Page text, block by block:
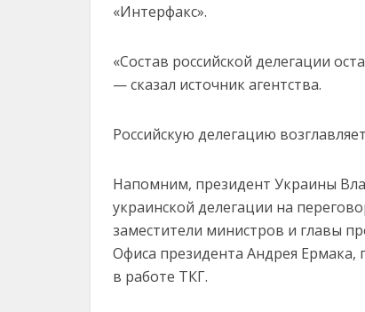
«Интерфакс».
«Состав российской делегации
— сказал источник агентства.
Российскую делегацию
Напомним, президент Украины
украинской делегации на
заместители министров и главы
Офиса президента Андрея Ермака,
в работе ТКГ.